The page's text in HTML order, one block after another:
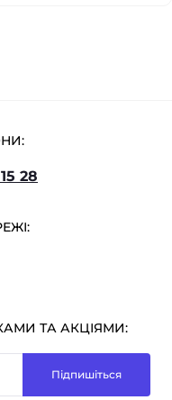
28
ТА АКЦІЯМИ:
Підпишіться